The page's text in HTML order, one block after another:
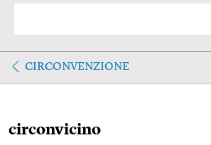
CIRCONVENZIONE
circonvicino